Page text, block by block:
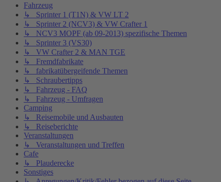
Fahrzeug
↳ Sprinter 1 (T1N) & VW LT 2
↳ Sprinter 2 (NCV3) & VW Crafter 1
↳ NCV3 MOPF (ab 09-2013) spezifische Themen
↳ Sprinter 3 (VS30)
↳ VW Crafter 2 & MAN TGE
↳ Fremdfabrikate
↳ fabrikatübergeifende Themen
↳ Schraubertipps
↳ Fahrzeug - FAQ
↳ Fahrzeug - Umfragen
Camping
↳ Reisemobile und Ausbauten
↳ Reiseberichte
Veranstaltungen
↳ Veranstaltungen und Treffen
Cafe
↳ Plauderecke
Sonstiges